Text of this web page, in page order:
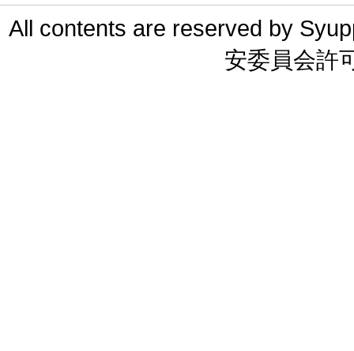
All contents are reserved by
安委員会許